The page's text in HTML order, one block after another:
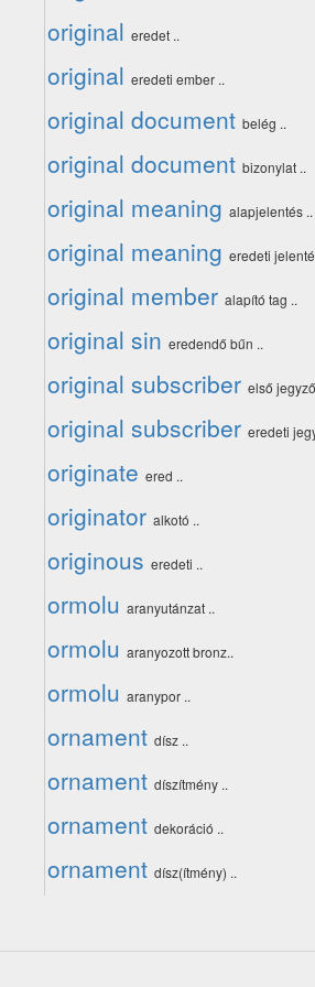
original eredet ..
original eredeti ember ..
original document belég ..
original document bizonylat ..
original meaning alapjelentés ..
original meaning eredeti
original member alapító tag ..
original sin eredendő bűn ..
original subscriber első
original subscriber eredeti
originate ered ..
originator alkotó ..
originous eredeti ..
ormolu aranyutánzat ..
ormolu aranyozott bronz..
ormolu aranypor ..
ornament dísz ..
ornament díszítmény ..
ornament dekoráció ..
ornament dísz(ítmény) ..